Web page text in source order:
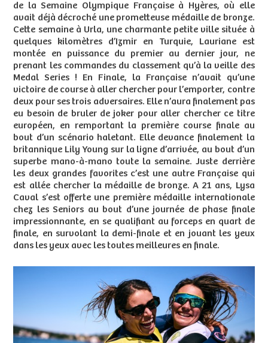
de la Semaine Olympique Française à Hyères, où elle
avait déjà décroché une prometteuse médaille de bronze.
Cette semaine à Urla, une charmante petite ville située à
quelques kilomètres d’Izmir en Turquie, Lauriane est
montée en puissance du premier au dernier jour, ne
prenant les commandes du classement qu’à la veille des
Medal Series ! En Finale, la Française n’avait qu’une
victoire de course à aller chercher pour l’emporter, contre
deux pour ses trois adversaires. Elle n’aura finalement pas
eu besoin de bruler de joker pour aller chercher ce titre
européen, en remportant la première course finale au
bout d’un scénario haletant. Elle devance finalement la
britannique Lily Young sur la ligne d’arrivée, au bout d’un
superbe mano-à-mano toute la semaine. Juste derrière
les deux grandes favorites c’est une autre Française qui
est allée chercher la médaille de bronze. A 21 ans, Lysa
Caval s’est offerte une première médaille internationale
chez les Seniors au bout d’une journée de phase finale
impressionnante, en se qualifiant au forceps en quart de
finale, en survolant la demi-finale et en jouant les yeux
dans les yeux avec les toutes meilleures en finale.